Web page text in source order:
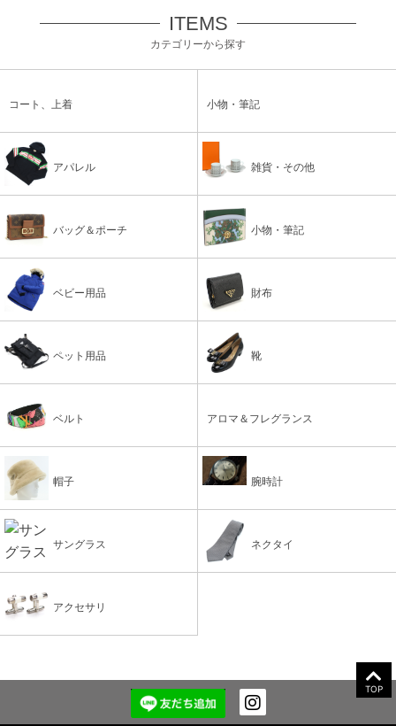
ITEMS
カテゴリーから探す
コート、上着 小物・筆記
アパレル 雑貨・その他
バッグ＆ポーチ 小物・筆記
ベビー用品 財布
ペット用品 靴
ベルト アロマ＆フレグランス
帽子 腕時計
サングラス ネクタイ
アクセサリ
TOP